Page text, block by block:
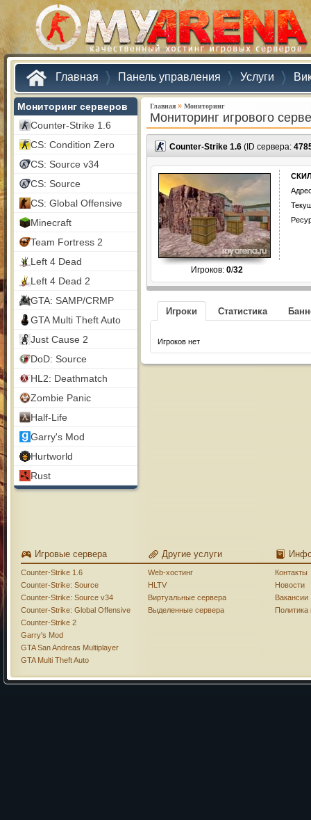
Главная Панель управления Услуги
Мониторинг серверов
Counter-Strike 1.6
CS: Condition Zero
CS: Source v34
CS: Source
CS: Global Offensive
Minecraft
Team Fortress 2
Left 4 Dead
Left 4 Dead 2
GTA: SAMP/CRMP
GTA Multi Theft Auto
Just Cause 2
DoD: Source
HL2: Deathmatch
Zombie Panic
Half-Life
Garry's Mod
Hurtworld
Rust
Главная » Мониторинг
Мониторинг игрового
Counter-Strike 1.6 (ID сервера:
Игроков: 0/32
Игроки Статистика
Игроков нет
Игровые сервера
Counter-Strike 1.6
Counter-Strike: Source
Counter-Strike: Source v34
Counter-Strike: Global Offensive
Counter-Strike 2
Garry's Mod
GTA San Andreas Multiplayer
GTA Multi Theft Auto
Другие услуги
Web-хостинг
HLTV
Виртуальные сервера
Выделенные сервера
Контакты
Новости
Вакансии
Политика